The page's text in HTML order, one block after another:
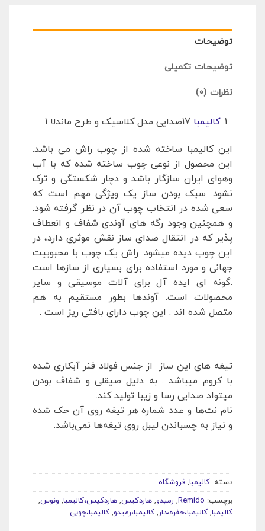
توضیحات
توضیحات تکمیلی
نظرات (0)
کالیمبا17صدایی مدل کلاسیک و طرح ماندلا 1
این کالیمبا ساخته شده از چوب راش می باشد.
این محصول از نوعی چوب ساخته شده که با آب
وهوای ایران سازگار باشد و دچار شکستگی و ترک
نشود. سبک بودن ساز یک ویژگی مهم است که
سعی شده در انتخاب چوب آن در نظر گرفته شود.
و همچنین وجود رگه های آوندی شفاف و انعطاف
پذیر که در انتقال صدای ساز نقش موثری دارد، در
این چوب دیده میشود. راش یک چوب با محبوبیت
جهانی و مورد استفاده برای بسیاری از سازها است
.گونه ای ایده آل برای آلات موسیقی و سایر
محصولات است. آوندها بطور مستقیم به هم
متصل شده اند . این چوب دارای بافتی ریز است .
تیغه های این ساز از جنس فولاد فنر آبکاری شده
با کروم میباشد . به دلیل صیقلی و شفاف بودن
میتواد صدایی رسا و زیبا تولید کند.
نام نت‌ها و عدد شماره هر تیغه روی آن حک شده
و نیاز به چسباندن لیبل روی تیغه‌ها نمی‌باشد.
دسته: کالیمبا,فروشگاه
برچسب: Remido
,رمیدو,هاردکیس,هاردکیس،کالیمبا,ونوس,
کالیمبا,کالیمبا،حفره،دار,کالیمبا،رمیدو,کالیمبا،چوبی